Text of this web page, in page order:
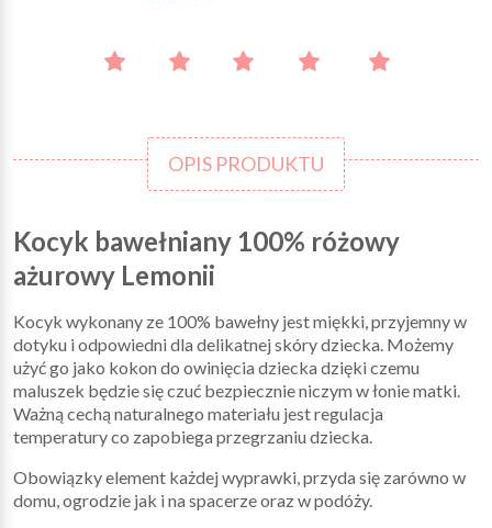
OPIS PRODUKTU
Kocyk bawełniany 100% różowy
ażurowy Lemonii
Kocyk wykonany ze 100% bawełny jest miękki, przyjemny w
dotyku i odpowiedni dla delikatnej skóry dziecka. Możemy
użyć go jako kokon do owinięcia dziecka dzięki czemu
maluszek będzie się czuć bezpiecznie niczym w łonie matki.
Ważną cechą naturalnego materiału jest regulacja
temperatury co zapobiega przegrzaniu dziecka.
Obowiązky element każdej wyprawki, przyda się zarówno w
domu, ogrodzie jak i na spacerze oraz w podóży.